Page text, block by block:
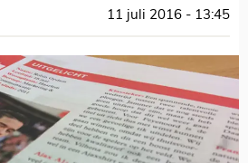
11 juli 2016 - 13:45